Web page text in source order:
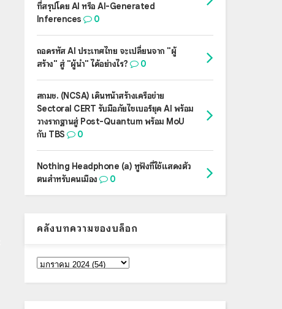
ที่สรุปโดย AI หรือ AI-Generated
Inferences
0
ถอดรหัส AI ประเทศไทย จะเปลี่ยนจาก "ผู้
สร้าง" สู่ "ผู้นำ" ได้อย่างไร?
0
สกมช. (NCSA) เดินหน้าสร้างเครือข่าย
Sectoral CERT รับมือภัยไซเบอร์ยุค AI พร้อม
วางรากฐานสู่ Post-Quantum พร้อม MoU
กับ TBS
0
Nothing Headphone (a) หูฟังที่ใช้แสดงตัว
ตนสำหรับคนเมือง
0
คลังบทความของบล็อก